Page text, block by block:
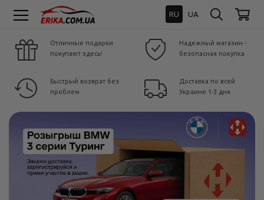
RU UA
Отличные подарки
покупают здесь!
Надежный магазин -
безопасная покупка
Быстрый возврат без
проблем
Доставка по всей
Украине 1-3 дня